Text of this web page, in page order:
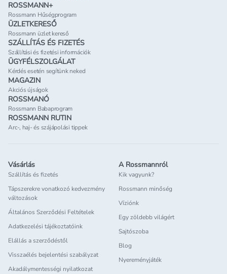
ROSSMANN+
Rossmann Hűségprogram
ÜZLETKERESŐ
Rossmann üzlet kereső
SZÁLLÍTÁS ÉS FIZETÉS
Szállítási és fizetési információk
ÜGYFÉLSZOLGÁLAT
Kérdés esetén segítünk neked
MAGAZIN
Akciós újságok
ROSSMANÓ
Rossmann Babaprogram
ROSSMANN RUTIN
Arc-, haj- és szájápolási tippek
Vásárlás
Szállítás és fizetés
Tápszerekre vonatkozó kedvezmény
változások
Általános Szerződési Feltételek
Adatkezelési tájékoztatóink
Elállás a szerződéstől
Visszaélés bejelentési szabályzat
Akadálymentességi nyilatkozat
A Rossmannról
Kik vagyunk?
Rossmann minőség
Víziónk
Egy zöldebb világért
Sajtószoba
Blog
Nyereményjáték